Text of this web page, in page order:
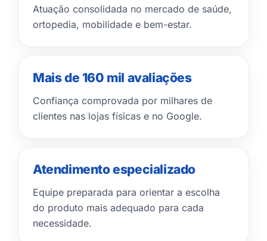
Atuação consolidada no mercado de saúde,
ortopedia, mobilidade e bem-estar.
Mais de 160 mil avaliações
Confiança comprovada por milhares de
clientes nas lojas físicas e no Google.
Atendimento especializado
Equipe preparada para orientar a escolha
do produto mais adequado para cada
necessidade.